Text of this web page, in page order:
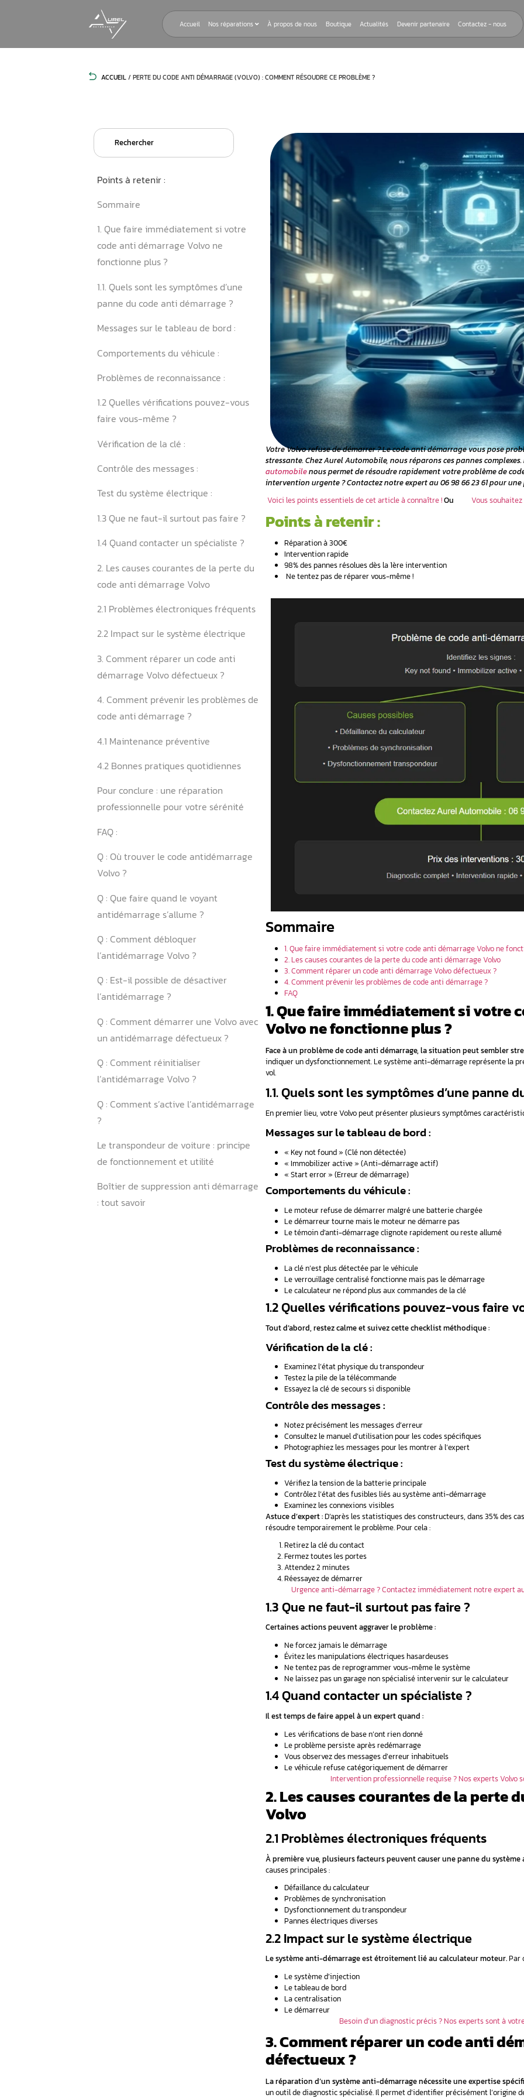
Accueil Nos réparations À propos de nous Boutique Actualités Devenir
Points à retenir :
Sommaire
1. Que faire immédiatement si votre
code anti démarrage Volvo ne
fonctionne plus ?
1.1. Quels sont les symptômes d’une
panne du code anti démarrage ?
Messages sur le tableau de bord :
Comportements du véhicule :
Problèmes de reconnaissance :
1.2 Quelles vérifications pouvez-vous
faire vous-même ?
Contrôle des messages :
Test du système électrique :
1.4 Quand contacter un spécialiste ?
2. Les causes courantes de la perte du
2.1 Problèmes électroniques fréquents
2.2 Impact sur le système électrique
4. Comment prévenir les problèmes de
code anti démarrage ?
4.2 Bonnes pratiques quotidiennes
Pour conclure : une réparation
professionnelle pour votre sérénité
FAQ :
Q : Où trouver le code antidémarrage
antidémarrage s’allume ?
l’antidémarrage Volvo ?
Q : Est-il possible de désactiver
Q : Comment démarrer une Volvo avec
un antidémarrage défectueux ?
Q : Comment s’active l’antidémarrage
Le transpondeur de voiture : principe
Boîtier de suppression anti démarrage
VotreVolvo refuse de démarrer
stressante. Chez Aurel Automobile, nous
intervention urgente ? Contactez notre
Voici les points essentiels de cet article à
Points à retenir :
Réparation à 300€
Intervention rapide
98% des pannes résolues dès la 1ère
️ Ne tentez pas de réparer vous-même !
Sommaire
1. Que faire immédiatement si votre
3. Comment réparer un code anti
4. Comment prévenir les problèmes de
FAQ
1. Que faire
Volvo ne fonctionne
Face à un problème de code anti
indiquer un dysfonctionnement. Le système
vol.
1.1. Quels sont les
En premier lieu, votre Volvo peut présenter
Messages sur le tableau de
« Key not found » (Clé non détectée)
« Immobilizer active » (Anti-démarrage
« Start error » (Erreur de démarrage)
Comportements du véhicule :
Le moteur refuse de démarrer malgré
Le démarreur tourne mais le moteur ne
Le témoin d’anti-démarrage clignote
Problèmes de reconnaissance :
La clé n’est plus détectée par le véhicule
Le calculateur ne répond plus aux
1.2 Quelles vérifications
Tout d’abord, restez calme et suivez cette
Vérification de la clé :
Testez la pile de la télécommande
Essayez la clé de secours si disponible
Contrôle des messages :
Notez précisément les messages
Consultez le manuel d’utilisation pour
Photographiez les messages pour les
Test du système électrique :
Vérifiez la tension de la batterie
Contrôlez l’état des fusibles liés au
Examinez les connexions visibles
Astuce d’expert :
résoudre temporairement le problème. Pour
Retirez la clé du contact
Fermez toutes les portes
Attendez 2 minutes
Réessayez de démarrer
1.3 Que ne faut-il surtout
Certaines actions peuvent aggraver le
Ne forcez jamais le démarrage
Ne tentez pas de reprogrammer vous-